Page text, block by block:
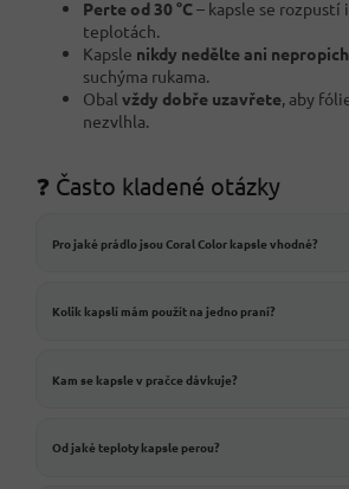
Perte od 30 °C– kapsle se rozpustí
teplotách.
Kapsle nikdy nedělte ani
suchýma rukama.
Obal vždy dobře uzavřete, aby
nezvlhla.
❓ Často kladené otázky
Pro jaké prádlo jsou Coral Color kapsle vhodné?
Kolik kapslí mám použít na jedno praní?
Kam se kapsle v pračce dávkuje?
Od jaké teploty kapsle perou?